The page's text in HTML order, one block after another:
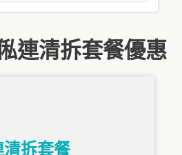
連清拆套餐優惠
清拆套餐